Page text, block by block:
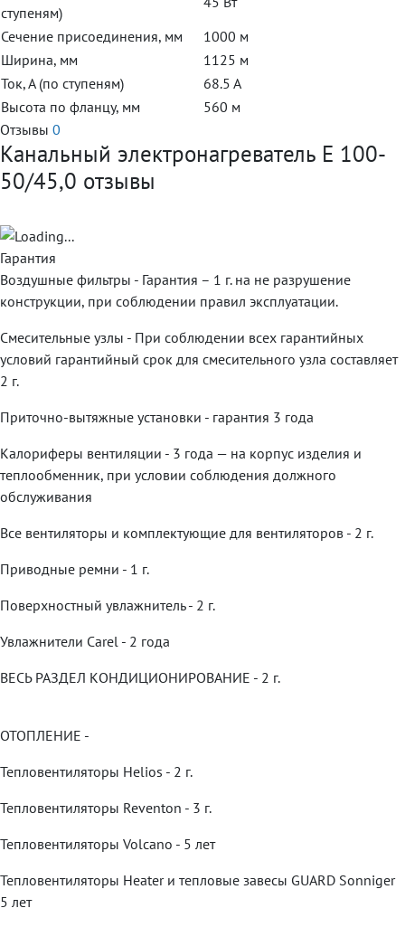
ступеням)
Сечение присоединения, мм
1000 м
Ширина, мм
1125 м
Ток, А (по ступеням)
68.5 А
Высота по фланцу, мм
560 м
Отзывы 0
Канальный электронагреватель E 100-
50/45,0 отзывы
Гарантия
Воздушные фильтры - Гарантия – 1 г. на не разрушение
конструкции, при соблюдении правил эксплуатации.
Смесительные узлы - При соблюдении всех гарантийных
условий гарантийный срок для смесительного узла составляет
2 г.
Приточно-вытяжные установки - гарантия 3 года
Калориферы вентиляции - 3 года — на корпус изделия и
теплообменник, при условии соблюдения должного
обслуживания
Все вентиляторы и комплектующие для вентиляторов - 2 г.
Приводные ремни - 1 г.
Поверхностный увлажнитель - 2 г.
Увлажнители Carel - 2 года
ВЕСЬ РАЗДЕЛ КОНДИЦИОНИРОВАНИЕ - 2 г.
ОТОПЛЕНИЕ -
Тепловентиляторы Helios - 2 г.
Тепловентиляторы Reventon - 3 г.
Тепловентиляторы Volcano - 5 лет
Тепловентиляторы Heater и тепловые завесы GUARD Sonniger
5 лет